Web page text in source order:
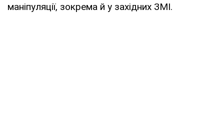
маніпуляції, зокрема й у західних ЗМІ.